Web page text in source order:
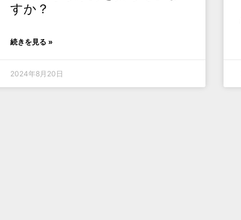
すか？
続きを見る »
2024年8月20日